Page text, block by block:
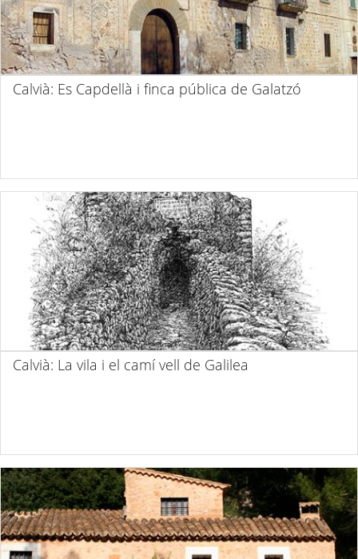
Calvià: Es Capdellà i finca pública de Galatzó
Calvià: La vila i el camí vell de Galilea